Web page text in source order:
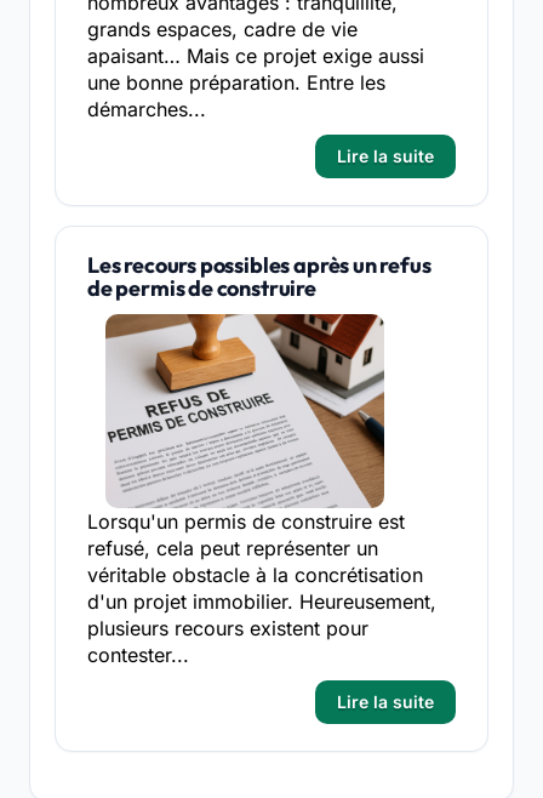
grands espaces, cadre de vie
apaisant… Mais ce projet exige aussi
une bonne préparation. Entre les
démarches...
Lire la suite
Les recours possibles après un refus
de permis de construire
Lorsqu'un permis de construire est
refusé, cela peut représenter un
véritable obstacle à la concrétisation
d'un projet immobilier. Heureusement,
plusieurs recours existent pour
contester...
Lire la suite